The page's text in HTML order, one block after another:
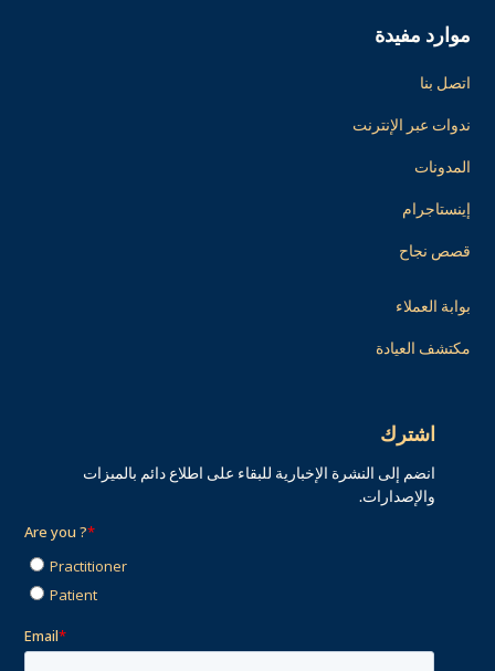
موارد مفيدة
اتصل بنا
ندوات عبر الإنترنت
المدونات
إينستاجرام
قصص نجاح
بوابة العملاء
مكتشف العيادة
اشترك
انضم إلى النشرة الإخبارية للبقاء على اطلاع دائم بالميزات
والإصدارات.